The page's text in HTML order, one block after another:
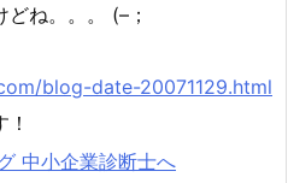
ね。。。 (–；
blog-date-20071129.html